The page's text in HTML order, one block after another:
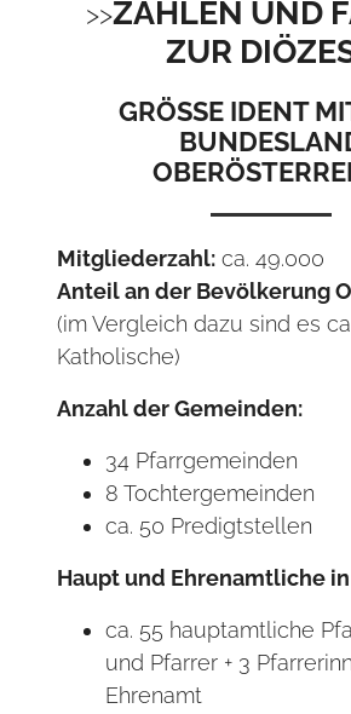
ZAHLEN UND
ZUR
GRÖSSE IDENT MIT
UNDESLAND
Mitgliederzahl: ca. 49.000
Anteil an der Bevölkerung
(im Vergleich dazu sind es
Katholische)
Anzahl der Gemeinden:
34 Pfarrgemeinden
8 Tochtergemeinden
ca. 50 Predigtstellen
Haupt und Ehrenamtliche
ca. 55 hauptamtliche
und Pfarrer + 3
Ehrenamt